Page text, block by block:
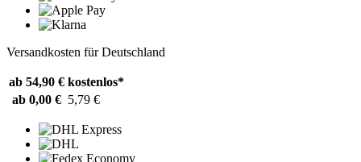
Versandkosten für Deutschland
ab 54,90 € kostenlos*
ab 0,00 € 5,79 €